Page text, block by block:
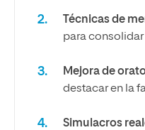
Técnicas de
para
Mejora de
destacar en la
Simulacros